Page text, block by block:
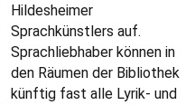
Hildesheimer
Sprachkünstlers auf.
Sprachliebhaber können in
den Räumen der Bibliothek
künftig fast alle Lyrik- und